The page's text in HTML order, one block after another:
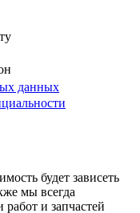
данных
будет зависеть
мы всегда
и запчастей